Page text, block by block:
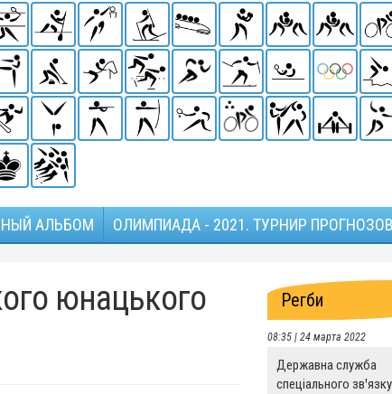
АЛЬБОМ ОЛИМПИАДА - 2021. ТУРНИР ПРОГНОЗОВ
юнацького
Регби
08:35 | 24 марта 2022
Державна служба
спеціального